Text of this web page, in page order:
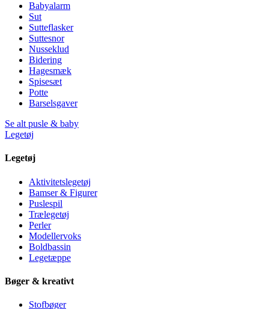
Babyalarm
Sut
Sutteflasker
Suttesnor
Nusseklud
Bidering
Hagesmæk
Spisesæt
Potte
Barselsgaver
Se alt pusle & baby
Legetøj
Legetøj
Aktivitetslegetøj
Bamser & Figurer
Puslespil
Trælegetøj
Perler
Modellervoks
Boldbassin
Legetæppe
Bøger & kreativt
Stofbøger